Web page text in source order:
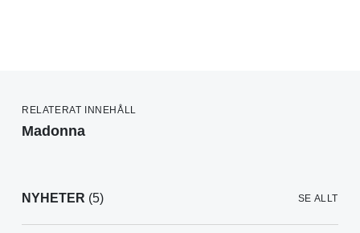
RELATERAT INNEHÅLL
Madonna
NYHETER (5) SE ALLT